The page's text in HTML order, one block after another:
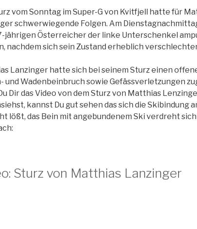
vom Sonntag im Super-G von Kvitfjell hatte für
schwerwiegende Folgen. Am
jährigen Österreicher der linke Unterschenkel
nachdem sich sein Zustand erheblich
Lanzinger hatte sich bei seinem Sturz einen
und Wadenbeinbruch sowie Gefässverletzungen
Dir das Video von dem Sturz von Matthias
kannst Du gut sehen das sich die Skibindung
lößt, das Bein mit angebundenem Ski verdreht sich
Sturz von Matthias Lanzinger